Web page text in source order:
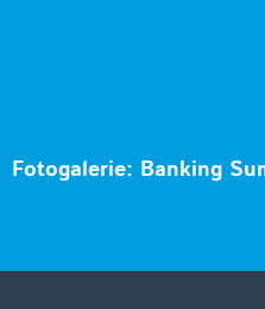
Fotogalerie: Banking